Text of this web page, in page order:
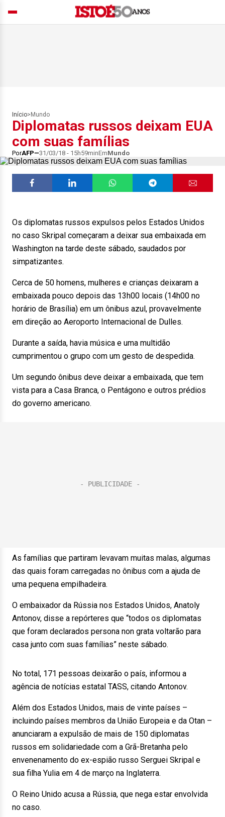
Início> Mundo
Diplomatas russos deixam EUA
com suas famílias
PorAFP 31/03/18 - 15h59minEmMundo
Os diplomatas russos expulsos pelos Estados Unidos
no caso Skripal começaram a deixar sua embaixada em
Washington na tarde deste sábado, saudados por
simpatizantes.
Cerca de 50 homens, mulheres e crianças deixaram a
embaixada pouco depois das 13h00 locais (14h00 no
horário de Brasília) em um ônibus azul, provavelmente
em direção ao Aeroporto Internacional de Dulles.
Durante a saída, havia música e uma multidão
cumprimentou o grupo com um gesto de despedida.
Um segundo ônibus deve deixar a embaixada, que tem
vista para a Casa Branca, o Pentágono e outros prédios
do governo americano.
As famílias que partiram levavam muitas malas, algumas
das quais foram carregadas no ônibus com a ajuda de
uma pequena empilhadeira.
O embaixador da Rússia nos Estados Unidos, Anatoly
Antonov, disse a repórteres que “todos os diplomatas
que foram declarados persona non grata voltarão para
casa junto com suas famílias” neste sábado.
No total, 171 pessoas deixarão o país, informou a
agência de notícias estatal TASS, citando Antonov.
Além dos Estados Unidos, mais de vinte países –
incluindo países membros da União Europeia e da Otan –
anunciaram a expulsão de mais de 150 diplomatas
russos em solidariedade com a Grã-Bretanha pelo
envenenamento do ex-espião russo Serguei Skripal e
sua filha Yulia em 4 de março na Inglaterra.
O Reino Unido acusa a Rússia, que nega estar envolvida
no caso.